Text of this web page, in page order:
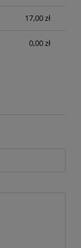
17,00 zł
0,00 zł